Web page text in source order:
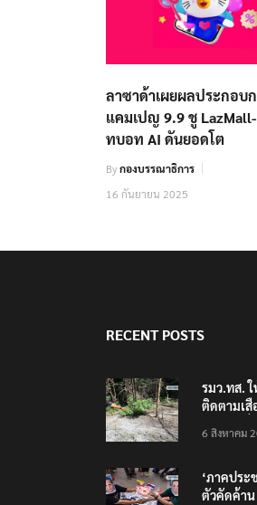
ลาซาด้าเผยผลประกอบ
แคมเปญ 9.9 ชู
ทบอท AI ดันยอดโต
Byกองบรรณาธิการ
16 กันยายน 2025
RECENT POSTS
รมว.ทส.
ติดตามเสื
6 สิงหาคม
‘ภาคประ
ตัวคัดค้าน